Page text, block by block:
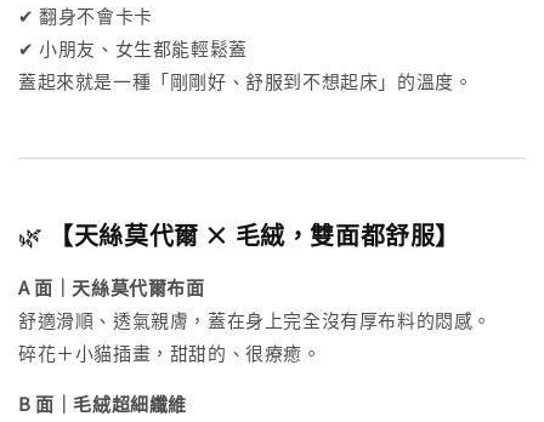
✔ 翻身不會卡卡
✔ 小朋友、女生都能輕鬆蓋
蓋起來就是一種「剛剛好、舒服到不想起床」的溫度。
🌿 【天絲莫代爾 × 毛絨，雙面都舒服】
A 面｜天絲莫代爾布面
舒適滑順、透氣親膚，蓋在身上完全沒有厚布料的悶感。
碎花＋小貓插畫，甜甜的、很療癒。
B 面｜毛絨超細纖維